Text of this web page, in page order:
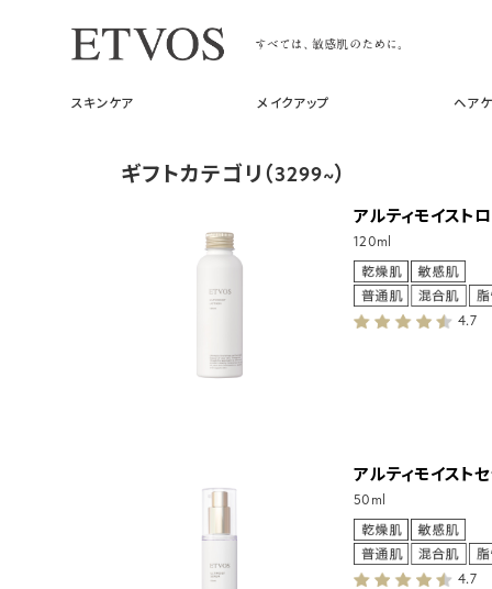
スキンケア メイクアップ ヘア
ギフトカテゴリ（3299~）
アルティモイスト
120ml
4.7
アルティモイスト
50ml
4.7